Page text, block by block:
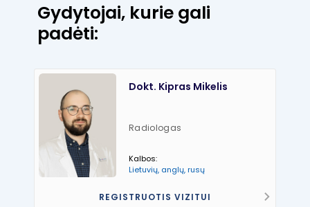
Gydytojai, kurie gali
padėti:
Dokt. Kipras Mikelis
Radiologas
Kalbos:
Lietuvių, anglų, rusų
REGISTRUOTIS VIZITUI